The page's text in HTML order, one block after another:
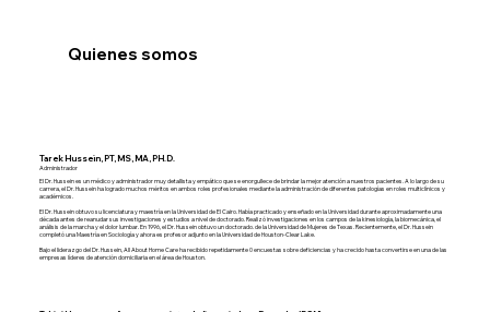
Tarek Hussein, PT, MS, MA, PH.D.
Administrador
El Dr. Hussein es un médico y administrador muy detallista y empático que se enorgullece de brindar la mejor atención a nuestros pacientes. A lo largo de su
carrera, el Dr. Hussein ha logrado muchos méritos en ambos roles profesionales mediante la administración de diferentes patologías en roles multiclínicos y
académicos.
El Dr. Hussein obtuvo su licenciatura y maestría en la Universidad de El Cairo. Había practicado y enseñado en la Universidad durante aproximadamente una
década antes de reanudar sus investigaciones y estudios a nivel de doctorado. Realizó investigaciones en los campos de la kinesiología, la biomecánica, el
análisis de la marcha y el dolor lumbar. En 1996, el Dr. Hussein obtuvo un doctorado. de la Universidad de Mujeres de Texas. Recientemente, el Dr. Hussein
completó una Maestría en Sociología y ahora es profesor adjunto en la Universidad de Houston-Clear Lake.
Bajo el liderazgo del Dr. Hussein, All About Home Care ha recibido repetidamente 0 encuestas sobre deficiencias y ha crecido hasta convertirse en una de las
empresas líderes de atención domiciliaria en el área de Houston.
Quienes somos